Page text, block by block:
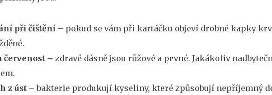
při čištění – pokud se vám při kartáčku objeví drobné kapky
červenost – zdravé dásně jsou růžové a pevné. Jakákoliv
z úst – bakterie produkují kyseliny, které způsobují nepříjemný